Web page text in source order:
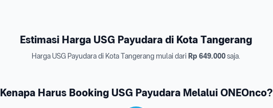
Estimasi Harga USG Payudara di Kota Tangerang
Harga USG Payudara di Kota Tangerang mulai dari Rp 649.000saja.
Kenapa Harus Booking USG Payudara Melalui ONEOnco?